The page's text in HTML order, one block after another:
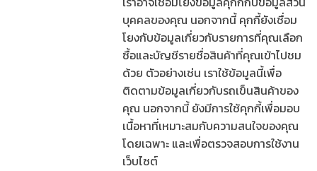
บุคคลของคุณ นอกจากนี้ คุกกี้ยังเชื่อม
โยงกับข้อมูลเกี่ยวกับรายการที่คุณเลือก
ซื้อและบัญชีรายชื่อสินค้าที่คุณเข้าไปชม
ด้วย ตัวอย่างเช่น เราใช้ข้อมูลนี้เพื่อ
ติดตามข้อมูลเกี่ยวกับรถเข็นสินค้าของ
คุณ นอกจากนี้ ยังมีการใช้คุกกี้เพื่อมอบ
เนื้อหาที่เหมาะสมกับความสนใจของคุณ
โดยเฉพาะ และเพื่อตรวจสอบการใช้งาน
เว็บไซต์